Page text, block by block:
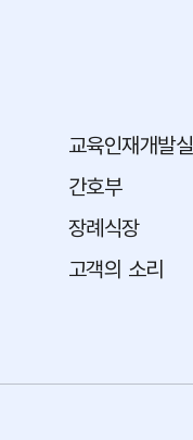
교육인재개발실
간호부
장례식장
고객의 소리